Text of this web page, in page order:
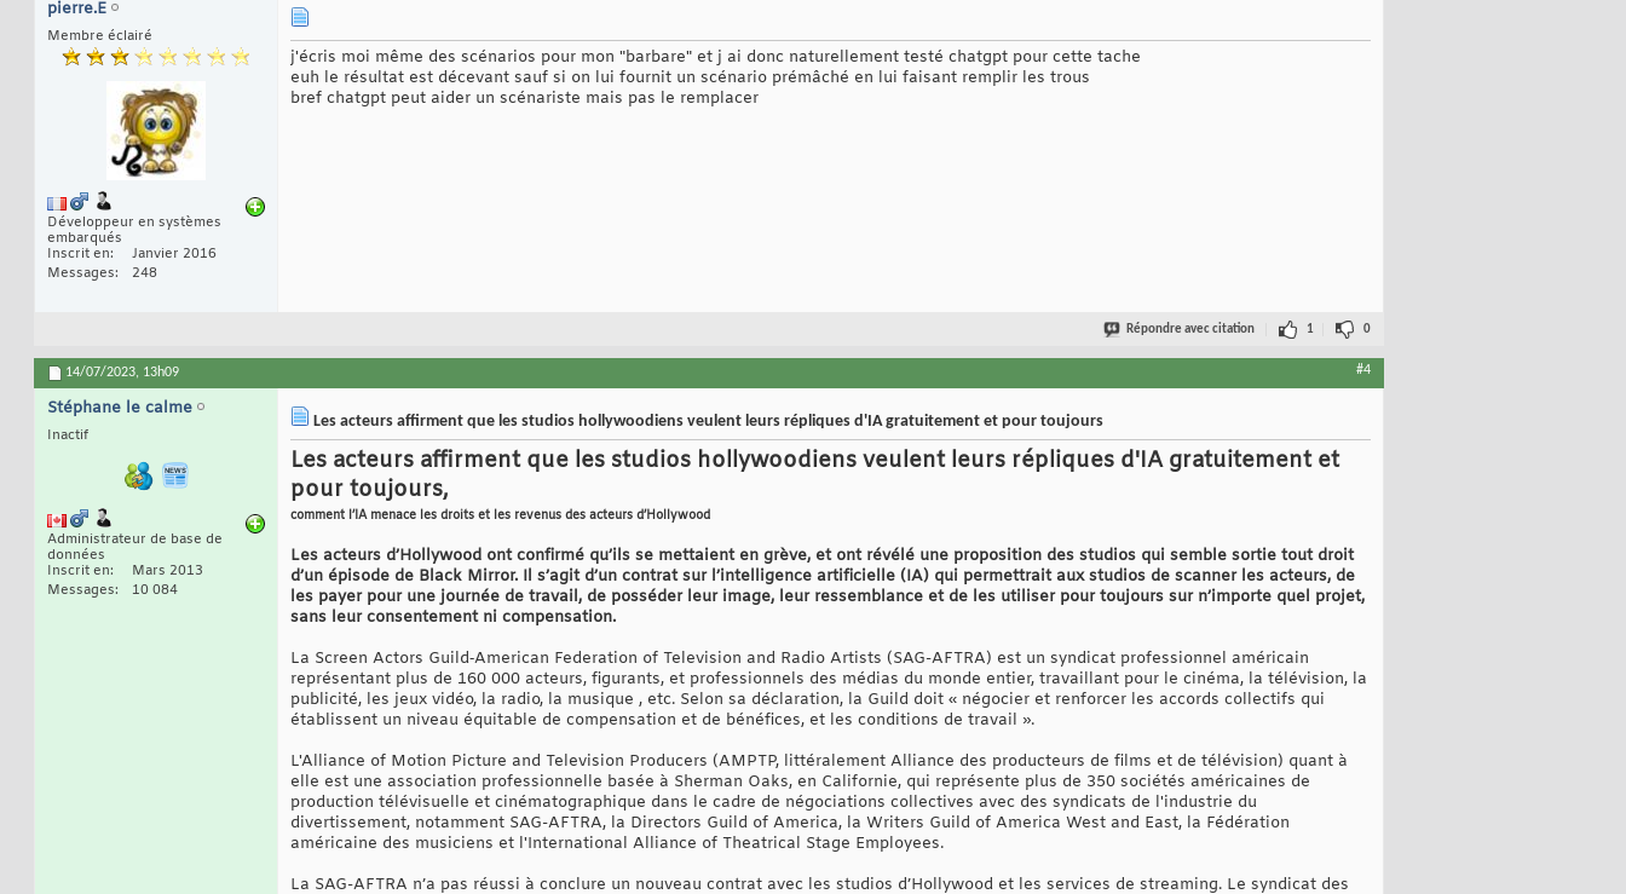
pierre.E
Membre éclairé
Développeur en systèmes
embarqués
Inscrit en
Janvier 2016
Messages
248
j'écris moi même des scénarios pour mon "barbare" et j ai donc naturellement testé chatgpt pour cette tache
euh le résultat est décevant sauf si on lui fournit un scénario prémâché en lui faisant remplir les trous
bref chatgpt peut aider un scénariste mais pas le remplacer
Répondre avec citation 1 0
14/07/2023, 13h09 #4
Stéphane le calme
Inactif
Administrateur de base de
données
Inscrit en
Mars 2013
Messages
10 084
Les acteurs affirment que les studios hollywoodiens veulent leurs répliques d'IA gratuitement et pour toujours
Les acteurs affirment que les studios hollywoodiens veulent leurs répliques d'IA gratuitement et
pour toujours,
comment l’IA menace les droits et les revenus des acteurs d’Hollywood
Les acteurs d’Hollywood ont confirmé qu’ils se mettaient en grève, et ont révélé une proposition des studios qui semble sortie tout droit
d’un épisode de Black Mirror. Il s’agit d’un contrat sur l’intelligence artificielle (IA) qui permettrait aux studios de scanner les acteurs, de
les payer pour une journée de travail, de posséder leur image, leur ressemblance et de les utiliser pour toujours sur n’importe quel projet,
sans leur consentement ni compensation.
La Screen Actors Guild‐American Federation of Television and Radio Artists (SAG-AFTRA) est un syndicat professionnel américain
représentant plus de 160 000 acteurs, figurants, et professionnels des médias du monde entier, travaillant pour le cinéma, la télévision, la
publicité, les jeux vidéo, la radio, la musique , etc. Selon sa déclaration, la Guild doit « négocier et renforcer les accords collectifs qui
établissent un niveau équitable de compensation et de bénéfices, et les conditions de travail ».
L'Alliance of Motion Picture and Television Producers (AMPTP, littéralement Alliance des producteurs de films et de télévision) quant à
elle est une association professionnelle basée à Sherman Oaks, en Californie, qui représente plus de 350 sociétés américaines de
production télévisuelle et cinématographique dans le cadre de négociations collectives avec des syndicats de l'industrie du
divertissement, notamment SAG-AFTRA, la Directors Guild of America, la Writers Guild of America West and East, la Fédération
américaine des musiciens et l'International Alliance of Theatrical Stage Employees.
La SAG-AFTRA n’a pas réussi à conclure un nouveau contrat avec les studios d’Hollywood et les services de streaming. Le syndicat des